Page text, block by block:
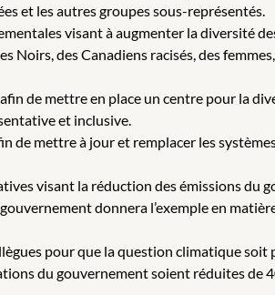
et les autres groupes sous-représentés.
visant à augmenter la diversité
des Canadiens racisés, des
de mettre en place un centre pour la
et inclusive.
mettre à jour et remplacer les
visant la réduction des émissions du
donnera l’exemple en
pour que la question climatique soit
du gouvernement soient réduites de